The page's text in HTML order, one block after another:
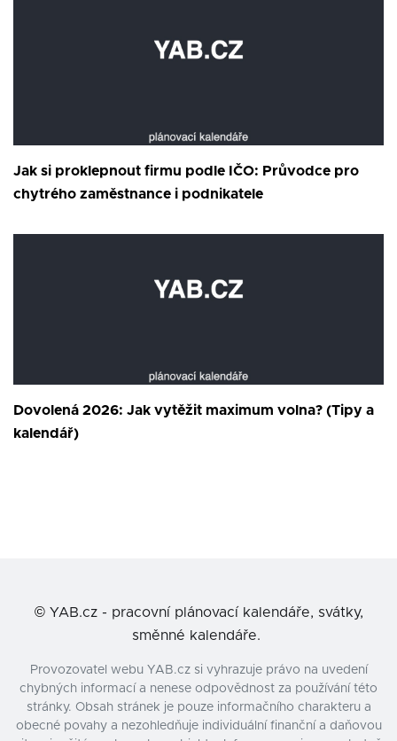
Jak si proklepnout firmu podle IČO: Průvodce pro
chytrého zaměstnance i podnikatele
Dovolená 2026: Jak vytěžit maximum volna? (Tipy a
kalendář)
© YAB.cz - pracovní plánovací kalendáře, svátky,
směnné kalendáře.
Provozovatel webu YAB.cz si vyhrazuje právo na uvedení
chybných informací a nenese odpovědnost za používání této
stránky. Obsah stránek je pouze informačního charakteru a
obecné povahy a nezohledňuje individuální finanční a daňovou